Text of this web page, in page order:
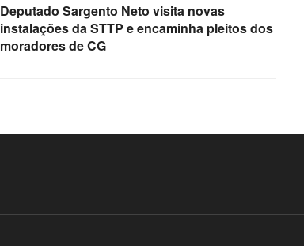
Deputado Sargento Neto visita novas
instalações da STTP e encaminha pleitos dos
moradores de CG